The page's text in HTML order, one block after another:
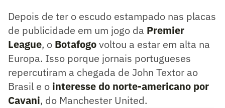
Depois de ter o escudo estampado nas placas
de publicidade em um jogo da Premier
League, o Botafogovoltou a estar em alta na
Europa. Isso porque jornais portugueses
repercutiram a chegada de John Textor ao
Brasil e o interesse do norte-americano por
Cavani, do Manchester United.